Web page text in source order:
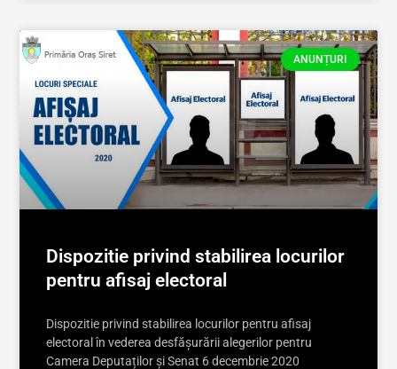
ANUNȚURI
Dispozitie privind stabilirea locurilor
pentru afisaj electoral
Dispozitie privind stabilirea locurilor pentru afisaj
electoral în vederea desfășurării alegerilor pentru
Camera Deputaților și Senat 6 decembrie 2020